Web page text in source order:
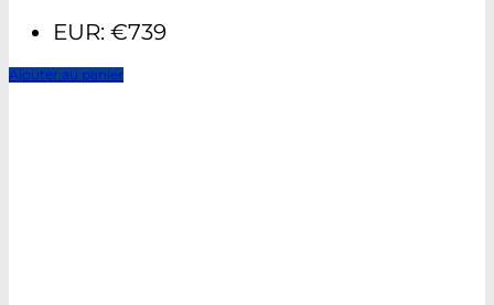
EUR: €739
Ajouter au panier